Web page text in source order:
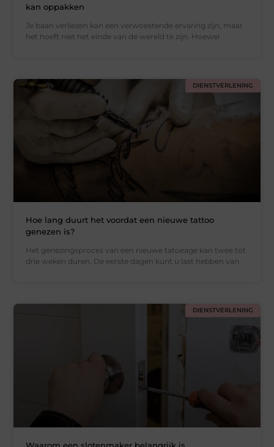
kan oppakken
Je baan verliezen kan een verwoestende ervaring zijn, maar
het hoeft niet het einde van de wereld te zijn. Hoewel
DIENSTVERLENING
Hoe lang duurt het voordat een nieuwe tattoo
genezen is?
Het genezingsproces van een nieuwe tatoeage kan twee tot
drie weken duren. De eerste dagen kunt u last hebben van
DIENSTVERLENING